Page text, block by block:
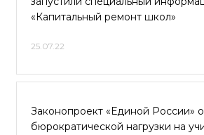
«Капитальный ремонт школ»
25.07.22
Законопроект «Единой России»
бюрократической нагрузки на